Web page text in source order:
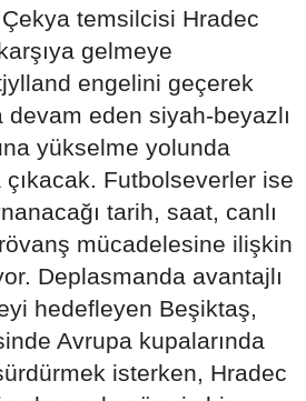
temsilcisi Hradec
gelmeye
engelini geçerek
eden siyah-beyazlı
yükselme yolunda
Futbolseverler ise
tarih, saat, canlı
mücadelesine ilişkin
Deplasmanda avantajlı
hedefleyen Beşiktaş,
Avrupa kupalarında
sürdürmek isterken, Hradec